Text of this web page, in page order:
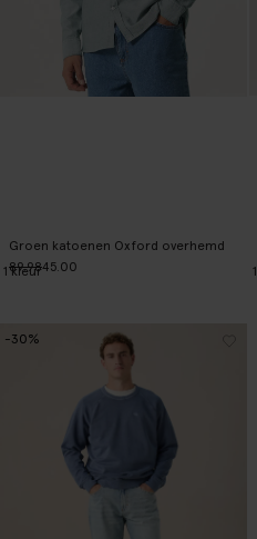
Groen katoenen Oxford overhemd
89.9845.00
1kleur 1
-30%